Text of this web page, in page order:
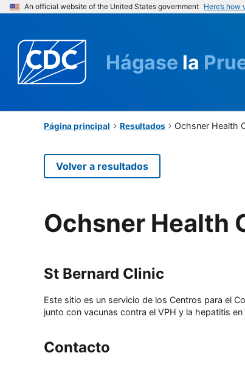
An official website of the United States government Here’s
Hágase la
Página principal Resultados Ochsner Health
Volver a resultados
Ochsner Health
St Bernard Clinic
Este sitio es un servicio de los Centros para el
junto con vacunas contra el VPH y la hepatitis
Contacto